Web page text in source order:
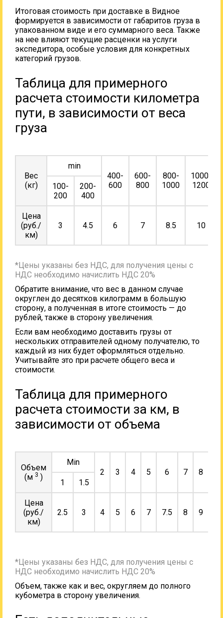
Итоговая стоимость при доставке в Видное
формируется в зависимости от габаритов груза в
упакованном виде и его суммарного веса. Также
на нее влияют текущие расценки на услуги
экспедитора, особые условия для конкретных
категорий грузов.
Таблица для примерного
расчета стоимости километра
пути, в зависимости от веса
груза
Вес
(кг)
min
400-
600
600-
800
800-
1000
1000-
1200
100-
200
200-
400
Цена
(руб./
км)
3 4.5 6 7 8.5 10
*Цены указаны без НДС, для получения цены с
НДС необходимо начислить НДС 20%
Обратите внимание, что вес в данном случае
округлен до десятков килограмм в большую
сторону, а полученная в итоге стоимость — до
рублей, также в сторону увеличения.
Если вам необходимо доставить грузы от
нескольких отправителей одному получателю, то
каждый из них будет оформляться отдельно.
Учитывайте это при расчете общего веса и
стоимости.
Таблица для примерного
расчета стоимости за км, в
зависимости от объема
Объем
(м 3 )
Min
2
3 4 5 6 7 8
1
1.5
Цена
(руб./
км)
2.5 3 4 5 6 7 7.5 8 9
*Цены указаны без НДС, для получения цены с
НДС необходимо начислить НДС 20%
Объем, также как и вес, округляем до полного
кубометра в сторону увеличения.